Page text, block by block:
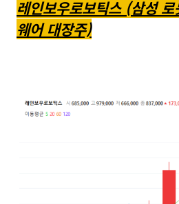
레인보우로보틱스 (삼성
웨어 대장주)